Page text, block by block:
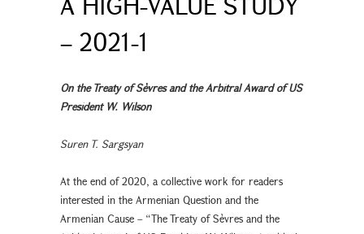
– 2021-1
On the Treaty of Sèvres and the Arbitral Award of US
President W. Wilson
Suren T. Sargsyan
At the end of 2020, a collective work for readers
interested in the Armenian Question and the
Armenian Cause – “The Treaty of Sèvres and the